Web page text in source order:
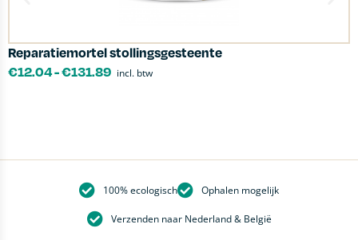
Reparatiemortel stollingsgesteente
€12.04-€131.89 incl. btw
100% ecologisch Ophalen mogelijk
Verzenden naar Nederland & België